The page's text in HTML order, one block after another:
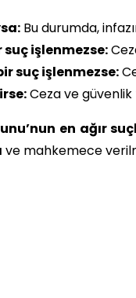
Bu durumda,
işlenmezse:
suç işlenmezse:
Ceza ve güvenlik
en ağır
ve mahkemece